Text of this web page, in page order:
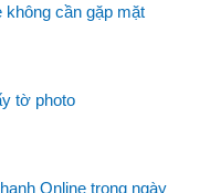
không cần gặp mặt
tờ photo
Online trong ngày